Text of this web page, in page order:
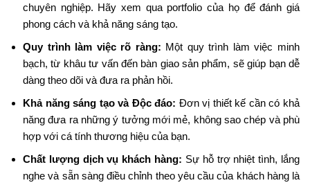
chuyên nghiệp. Hãy xem qua portfolio của họ để đánh giá
phong cách và khả năng sáng tạo.
Quy trình làm việc rõ ràng: Một quy trình làm việc minh
bạch, từ khâu tư vấn đến bàn giao sản phẩm, sẽ giúp bạn dễ
dàng theo dõi và đưa ra phản hồi.
Khả năng sáng tạo và Độc đáo: Đơn vị thiết kế cần có khả
năng đưa ra những ý tưởng mới mẻ, không sao chép và phù
hợp với cá tính thương hiệu của bạn.
Chất lượng dịch vụ khách hàng: Sự hỗ trợ nhiệt tình, lắng
nghe và sẵn sàng điều chỉnh theo yêu cầu của khách hàng là